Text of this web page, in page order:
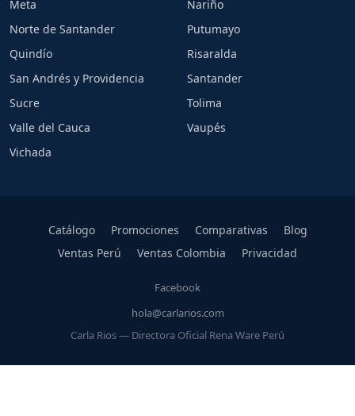
Meta
Nariño
Norte de Santander
Putumayo
Quindío
Risaralda
San Andrés y Providencia
Santander
Sucre
Tolima
Valle del Cauca
Vaupés
Vichada
Catálogo Promociones Comparativas
Blog
Ventas Perú
Ventas Colombia Privacidad
Facebook
hola@carlarios.com
Carla Rios — Directora Oficial Rena Ware Perú